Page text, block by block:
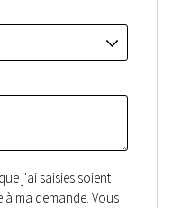
J
j'ai saisies soient
ma demande. Vous